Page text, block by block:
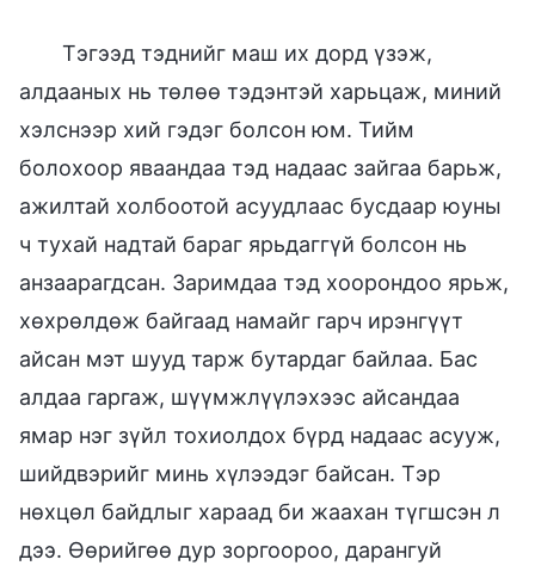
Тэгээд тэднийг маш их дорд үзэж,
алдааных нь төлөө тэдэнтэй харьцаж, миний
хэлснээр хий гэдэг болсон юм. Тийм
болохоор яваандаа тэд надаас зайгаа барьж,
ажилтай холбоотой асуудлаас бусдаар юуны
ч тухай надтай бараг ярьдаггүй болсон нь
анзаарагдсан. Заримдаа тэд хоорондоо ярьж,
хөхрөлдөж байгаад намайг гарч ирэнгүүт
айсан мэт шууд тарж бутардаг байлаа. Бас
алдаа гаргаж, шүүмжлүүлэхээс айсандаа
ямар нэг зүйл тохиолдох бүрд надаас асууж,
шийдвэрийг минь хүлээдэг байсан. Тэр
нөхцөл байдлыг хараад би жаахан түгшсэн л
дээ. Өөрийгөө дур зоргоороо, дарангуй